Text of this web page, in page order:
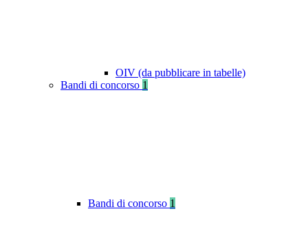
OIV (da pubblicare in tabelle)
Bandi di concorso 1
Bandi di concorso 1